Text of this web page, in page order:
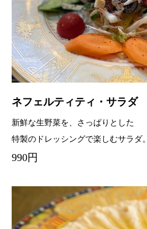
ネフェルティティ・サラダ
新鮮な生野菜を、さっぱりとした
特製のドレッシングで楽しむサラダ。
990円